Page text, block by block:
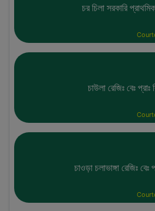
চর চিলা সরকারি
চাউলা রেজিঃ বেঃ প্রাঃ
চাওড়া চলাভাঙ্গা রেজিঃ বেঃ